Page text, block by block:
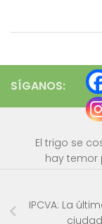
SÍGANOS:
El trigo se
hay temor
IPCVA: La